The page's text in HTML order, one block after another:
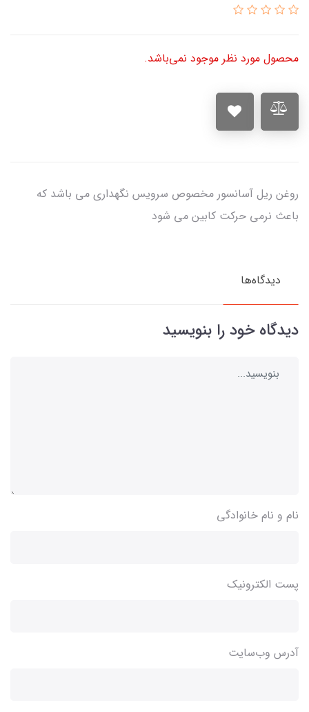
محصول مورد نظر موجود نمی‌باشد.
روغن ریل آسانسور مخصوص سرویس نگهداری می باشد که
باعث نرمی حرکت کابین می شود
دیدگاه‌ها
دیدگاه خود را بنویسید
نام و نام خانوادگی
پست الکترونیک
آدرس وب‌سایت